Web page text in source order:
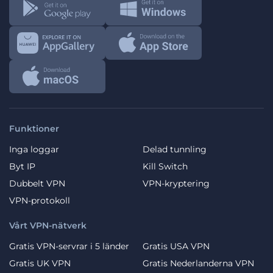
Funktioner
Inga loggar
Delad tunnling
Byt IP
Kill Switch
Dubbelt VPN
VPN-kryptering
VPN-protokoll
Vårt VPN-nätverk
Gratis VPN-servrar i 5 länder
Gratis USA VPN
Gratis UK VPN
Gratis Nederlanderna VPN